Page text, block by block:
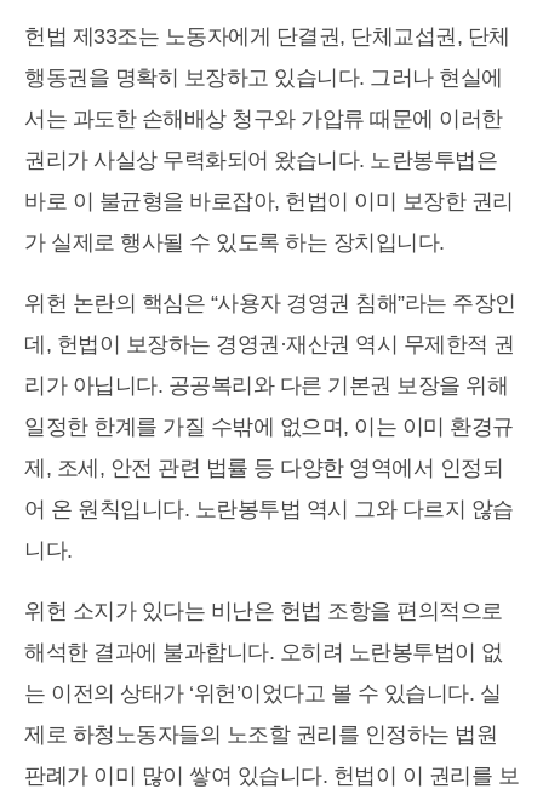
헌법 제33조는 노동자에게 단결권, 단체교섭권, 단체
행동권을 명확히 보장하고 있습니다. 그러나 현실에
서는 과도한 손해배상 청구와 가압류 때문에 이러한
권리가 사실상 무력화되어 왔습니다. 노란봉투법은
바로 이 불균형을 바로잡아, 헌법이 이미 보장한 권리
가 실제로 행사될 수 있도록 하는 장치입니다.
위헌 논란의 핵심은 “사용자 경영권 침해”라는 주장인
데, 헌법이 보장하는 경영권·재산권 역시 무제한적 권
리가 아닙니다. 공공복리와 다른 기본권 보장을 위해
일정한 한계를 가질 수밖에 없으며, 이는 이미 환경규
제, 조세, 안전 관련 법률 등 다양한 영역에서 인정되
어 온 원칙입니다. 노란봉투법 역시 그와 다르지 않습
니다.
위헌 소지가 있다는 비난은 헌법 조항을 편의적으로
해석한 결과에 불과합니다. 오히려 노란봉투법이 없
는 이전의 상태가 ‘위헌’이었다고 볼 수 있습니다. 실
제로 하청노동자들의 노조할 권리를 인정하는 법원
판례가 이미 많이 쌓여 있습니다. 헌법이 이 권리를 보